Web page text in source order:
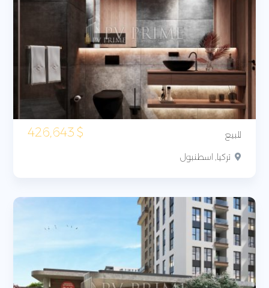
للبيع $
تركيا, اسطنبول